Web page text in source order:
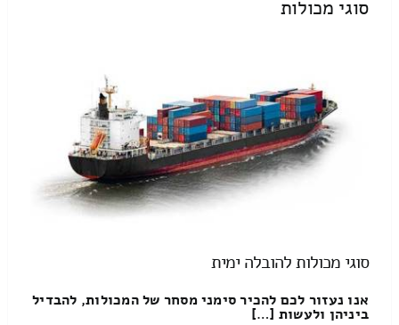
סוגי מכולות
סוגי מכולות להובלה ימית
אנו נעזור לכם להכיר סימני מסחר של המכולות, להבדיל
ביניהן ולעשות […]